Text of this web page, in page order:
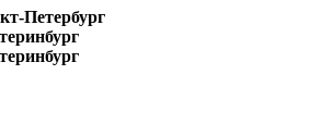
Петербург